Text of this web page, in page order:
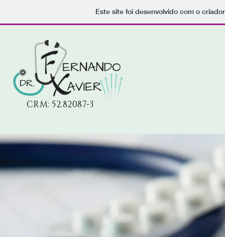
Este site foi desenvolvido com o
CRM: 52.82087-3